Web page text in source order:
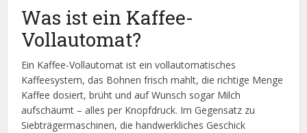
Was ist ein Kaffee-
Vollautomat?
Ein Kaffee-Vollautomat ist ein vollautomatisches
Kaffeesystem, das Bohnen frisch mahlt, die richtige Menge
Kaffee dosiert, brüht und auf Wunsch sogar Milch
aufschäumt – alles per Knopfdruck. Im Gegensatz zu
Siebträgermaschinen, die handwerkliches Geschick